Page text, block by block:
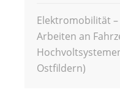
Elektromobilität
Arbeiten an
Ostfildern)